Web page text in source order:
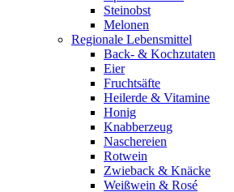
Steinobst
Melonen
Regionale Lebensmittel
Back- & Kochzutaten
Eier
Fruchtsäfte
Heilerde & Vitamine
Honig
Knabberzeug
Naschereien
Rotwein
Zwieback & Knäcke
Weißwein & Rosé